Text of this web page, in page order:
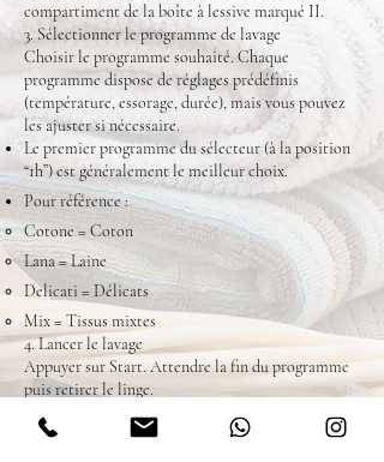
compartiment de la boîte à lessive marqué II.
3. Sélectionner le programme de lavage
Choisir le programme souhaité. Chaque
programme dispose de réglages prédéfinis
(température, essorage, durée), mais vous pouvez
les ajuster si nécessaire.
Le premier programme du sélecteur (à la position
“1h”) est généralement le meilleur choix.
Pour référence :
Cotone = Coton
Lana = Laine
Delicati = Délicats
Mix = Tissus mixtes
4. Lancer le lavage
Appuyer sur Start. Attendre la fin du programme
puis retirer le linge.
5. Séchage
Après le lavage, sélectionner un des programmes